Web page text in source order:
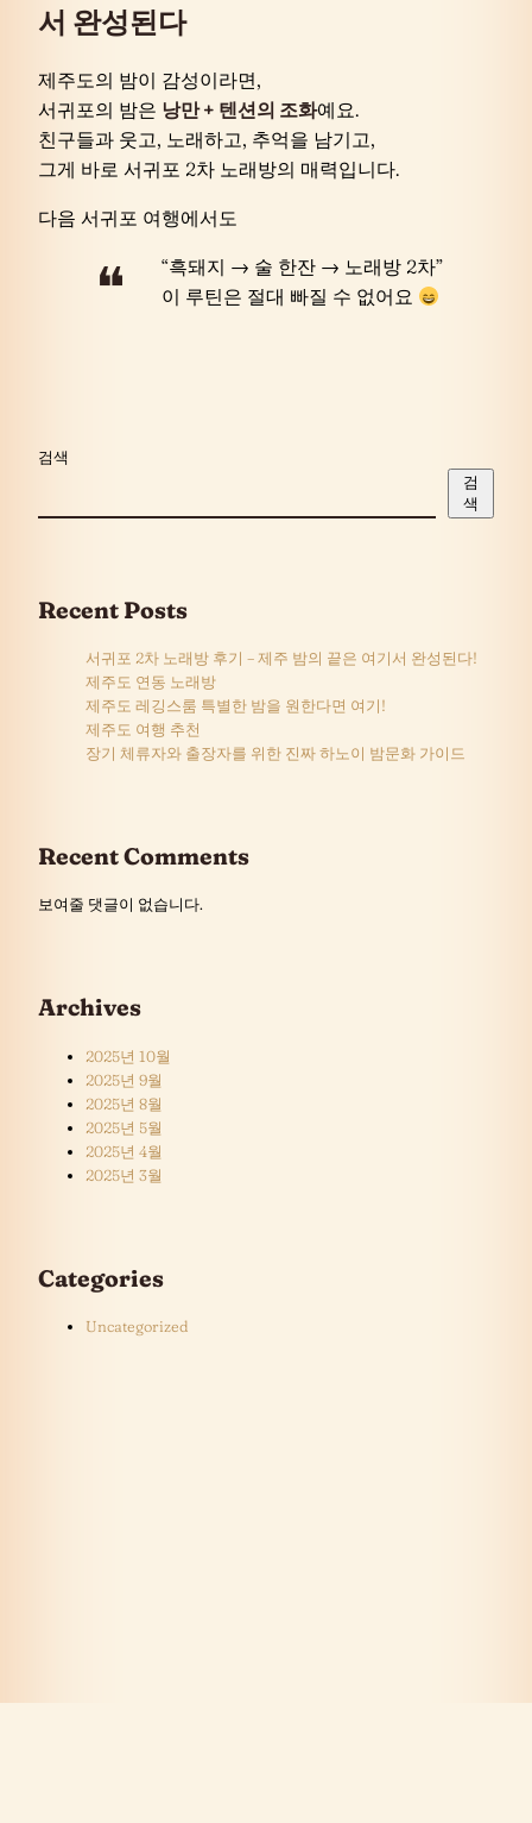
서 완성된다
제주도의 밤이 감성이라면,
서귀포의 밤은 낭만 + 텐션의 조화예요.
친구들과 웃고, 노래하고, 추억을 남기고,
그게 바로 서귀포 2차 노래방의 매력입니다.
다음 서귀포 여행에서도
“흑돼지 → 술 한잔 → 노래방 2차”
이 루틴은 절대 빠질 수 없어요
검색
검
색
Recent Posts
서귀포 2차 노래방 후기 – 제주 밤의 끝은 여기서 완성된다!
제주도 연동 노래방
제주도 레깅스룸 특별한 밤을 원한다면 여기!
제주도 여행 추천
장기 체류자와 출장자를 위한 진짜 하노이 밤문화 가이드
Recent Comments
보여줄 댓글이 없습니다.
Archives
2025년 10월
2025년 9월
2025년 8월
2025년 5월
2025년 4월
2025년 3월
Categories
Uncategorized